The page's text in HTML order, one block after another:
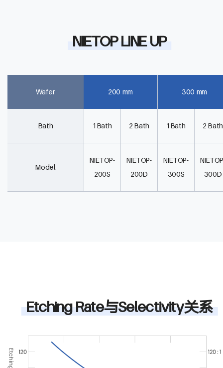
NIETOP LINE UP
Wafer 200 mm 300 mm
Bath 1 Bath 2 Bath 1 Bath 2 Bath
Model
NIETOP-
200S
NIETOP-
200D
NIETOP-
300S
300D
Etching Rate与Selectivity关系